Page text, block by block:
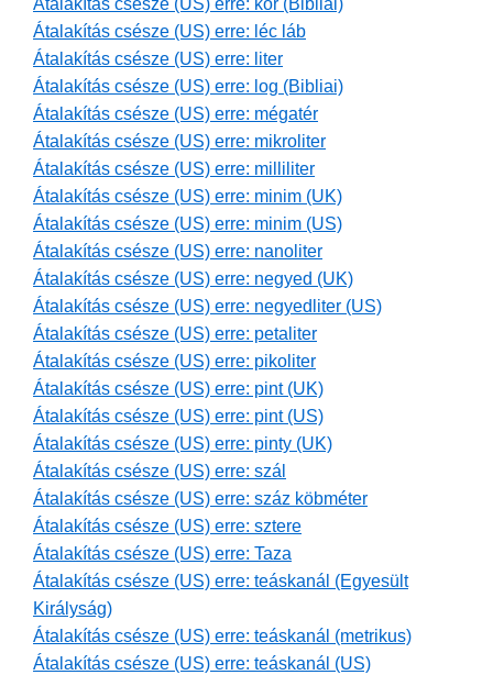
Átalakítás csésze (US) erre: kor (Bibliai)
Átalakítás csésze (US) erre: léc láb
Átalakítás csésze (US) erre: liter
Átalakítás csésze (US) erre: log (Bibliai)
Átalakítás csésze (US) erre: mégatér
Átalakítás csésze (US) erre: mikroliter
Átalakítás csésze (US) erre: milliliter
Átalakítás csésze (US) erre: minim (UK)
Átalakítás csésze (US) erre: minim (US)
Átalakítás csésze (US) erre: nanoliter
Átalakítás csésze (US) erre: negyed (UK)
Átalakítás csésze (US) erre: negyedliter (US)
Átalakítás csésze (US) erre: petaliter
Átalakítás csésze (US) erre: pikoliter
Átalakítás csésze (US) erre: pint (UK)
Átalakítás csésze (US) erre: pint (US)
Átalakítás csésze (US) erre: pinty (UK)
Átalakítás csésze (US) erre: szál
Átalakítás csésze (US) erre: száz köbméter
Átalakítás csésze (US) erre: sztere
Átalakítás csésze (US) erre: Taza
Átalakítás csésze (US) erre: teáskanál (Egyesült
Királyság)
Átalakítás csésze (US) erre: teáskanál (metrikus)
Átalakítás csésze (US) erre: teáskanál (US)